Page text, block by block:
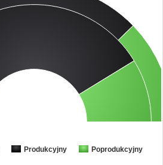
Produkcyjny Poprodukcyjny